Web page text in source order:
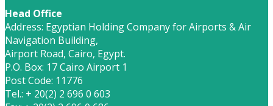
Head Office
Address: Egyptian Holding Company for Airports & Air
Navigation Building,
Airport Road, Cairo, Egypt.
P.O. Box: 17 Cairo Airport 1
Post Code: 11776
Tel.: + 20(2) 2 696 0 603